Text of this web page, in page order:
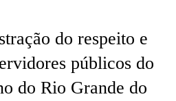
do respeito e
públicos do
do Rio Grande do